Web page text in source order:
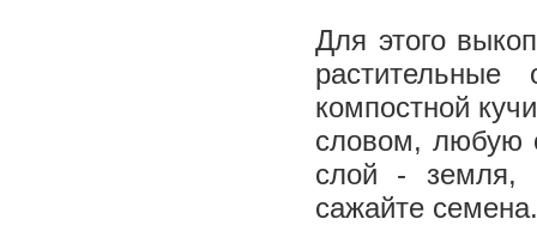
Для этого
компостной
словом, любую
слой - земля,
сажайте